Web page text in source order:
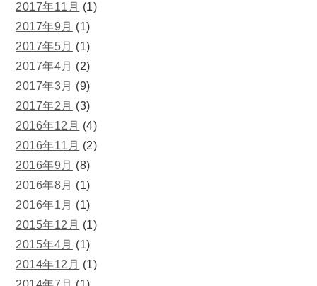
2017年11月 (1)
2017年9月 (1)
2017年5月 (1)
2017年4月 (2)
2017年3月 (9)
2017年2月 (3)
2016年12月 (4)
2016年11月 (2)
2016年9月 (8)
2016年8月 (1)
2016年1月 (1)
2015年12月 (1)
2015年4月 (1)
2014年12月 (1)